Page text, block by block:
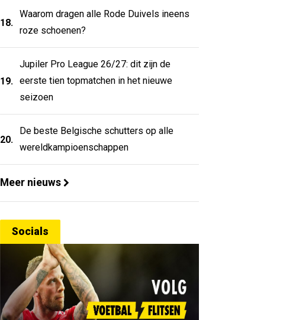
18.
Waarom dragen alle Rode Duivels ineens
roze schoenen?
19.
Jupiler Pro League 26/27: dit zijn de
eerste tien topmatchen in het nieuwe
seizoen
20.
De beste Belgische schutters op alle
wereldkampioenschappen
Meer nieuws
Socials